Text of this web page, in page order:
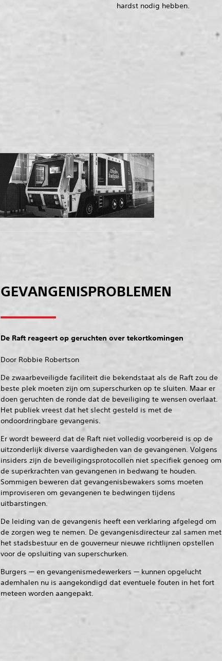
hardst nodig hebben.
GEVANGENISPROBLEMEN
De Raft reageert op geruchten over tekortkomingen
Door Robbie Robertson
De zwaarbeveiligde faciliteit die bekendstaat als de Raft zou de
beste plek moeten zijn om superschurken op te sluiten. Maar er
doen geruchten de ronde dat de beveiliging te wensen overlaat.
Het publiek vreest dat het slecht gesteld is met de
ondoordringbare gevangenis.
Er wordt beweerd dat de Raft niet volledig voorbereid is op de
uitzonderlijk diverse vaardigheden van de gevangenen. Volgens
insiders zijn de beveiligingsprotocollen niet specifiek genoeg om
de superkrachten van gevangenen in bedwang te houden.
Sommigen beweren dat gevangenisbewakers soms moeten
improviseren om gevangenen te bedwingen tijdens
uitbarstingen.
De leiding van de gevangenis heeft een verklaring afgelegd om
de zorgen weg te nemen. De gevangenisdirecteur zal samen met
het stadsbestuur en de gouverneur nieuwe richtlijnen opstellen
voor de opsluiting van superschurken.
Burgers — en gevangenismedewerkers — kunnen opgelucht
ademhalen nu is aangekondigd dat eventuele fouten in het fort
meteen worden aangepakt.